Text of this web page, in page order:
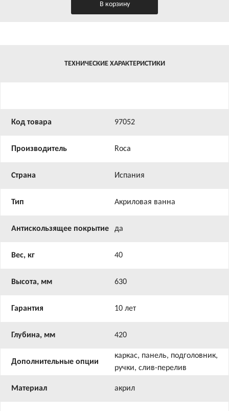
В корзину
ТЕХНИЧЕСКИЕ ХАРАКТЕРИСТИКИ
Код товара 97052
Производитель Roca
Страна Испания
Тип Акриловая ванна
Антискользящее покрытие да
Вес, кг 40
Высота, мм 630
Гарантия 10 лет
Глубина, мм 420
Дополнительные опции
каркас, панель, подголовник,
ручки, слив-перелив
Материал акрил